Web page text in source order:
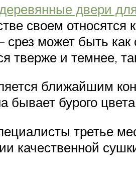
двери
своем относятся
может быть как
тверже и темнее,
ближайшим
бывает бурого
третье
качественной